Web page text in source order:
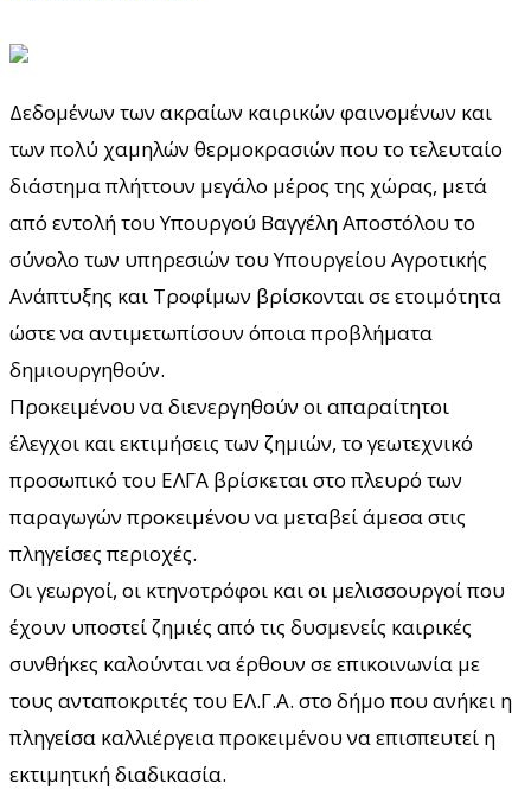
Δεδομένων των ακραίων καιρικών φαινομένων και
των πολύ χαμηλών θερμοκρασιών που το τελευταίο
διάστημα πλήττουν μεγάλο μέρος της χώρας, μετά
από εντολή του Υπουργού Βαγγέλη Αποστόλου το
σύνολο των υπηρεσιών του Υπουργείου Αγροτικής
Ανάπτυξης και Τροφίμων βρίσκονται σε ετοιμότητα
ώστε να αντιμετωπίσουν όποια προβλήματα
δημιουργηθούν.
Προκειμένου να διενεργηθούν οι απαραίτητοι
έλεγχοι και εκτιμήσεις των ζημιών, το γεωτεχνικό
προσωπικό του ΕΛΓΑ βρίσκεται στο πλευρό των
παραγωγών προκειμένου να μεταβεί άμεσα στις
πληγείσες περιοχές.
Οι γεωργοί, οι κτηνοτρόφοι και οι μελισσουργοί που
έχουν υποστεί ζημιές από τις δυσμενείς καιρικές
συνθήκες καλούνται να έρθουν σε επικοινωνία με
τους ανταποκριτές του ΕΛ.Γ.Α. στο δήμο που ανήκει η
πληγείσα καλλιέργεια προκειμένου να επισπευτεί η
εκτιμητική διαδικασία.